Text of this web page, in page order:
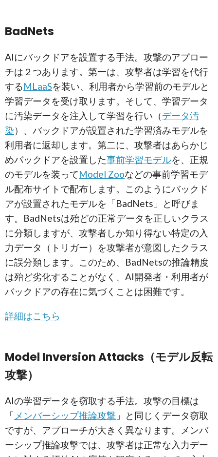
BadNets
AIにバックドアを設置する手法。攻撃のアプロー
チは２つあります。第一は、攻撃者は学習を代行
するMLaaSを装い、利用者から学習前のモデルと
学習データを受け取ります。そして、学習データ
に汚染データを注入して学習を行い（データ汚
染）、バックドアが設置された学習済みモデルを
利用者に返却します。第二に、攻撃者はあらかじ
めバックドアを設置した事前学習モデルを、正規
のモデルを装ってModel Zooなどの事前学習モデ
ル配布サイトで配布します。このようにバックド
アが設置されたモデルを「BadNets」と呼びま
す。BadNetsは殆どの正常データを正しいクラス
に分類しますが、攻撃者しか知り得ない特定の入
力データ（トリガー）を攻撃者が意図したクラス
に誤分類します。このため、BadNetsの推論精度
は殆ど劣化することがなく、AI開発者・利用者が
バックドアの存在に気づくことは困難です。
詳細はこちら
Model Inversion Attacks（モデル反転
攻撃）
AIの学習データを窃取する手法。攻撃の目標は
「 メンバーシップ推論攻撃 」と同じくデータ窃取
ですが、アプローチが大きく異なります。メンバ
ーシップ推論攻撃では、攻撃者は正常な入力デー